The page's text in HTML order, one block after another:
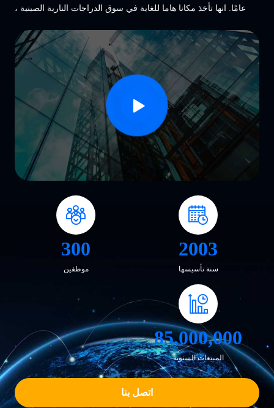
عامًا. انها تأخذ مكانا هاما للغاية في سوق الدراجات النارية الصينية ،
هوانغي للدراجات الناري...
2003
سنة تأسيسها
300
موظفين
85,000,000
المبيعات السنوية
اتصل بنا